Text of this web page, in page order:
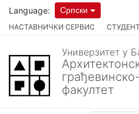
НАСТАВНИЧКИ СЕРВИС
Language: Српски
Универзитет у
факултет